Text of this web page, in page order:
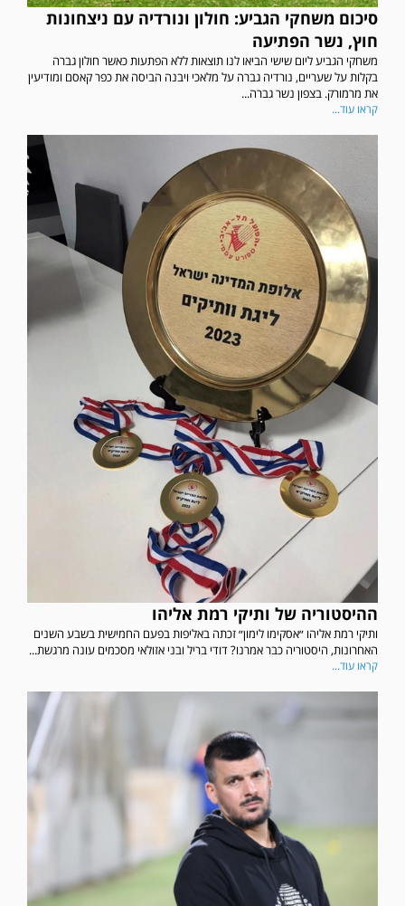
סיכום משחקי הגביע: חולון ונורדיה עם ניצחונות
חוץ, נשר הפתיעה
משחקי הגביע ליום שישי הביאו לנו תוצאות ללא הפתעות כאשר חולון גברה
בקלות על שעריים, נורדיה גברה על מלאכי ויבנה הביסה את כפר קאסם ומודיעין
את מרמורק. בצפון נשר גברה...
קראו עוד...
ההיסטוריה של ותיקי רמת אליהו
ותיקי רמת אליהו ״אסקימו לימון״ זכתה באליפות בפעם החמישית בשבע השנים
האחרונות, היסטוריה כבר אמרנו? דודי בריל ובני אזולאי מסכמים עונה מרגשת...
קראו עוד...